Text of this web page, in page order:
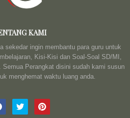
KAMI
sekedar ingin membantu para guru untuk
Kisi-Kisi dan Soal-Soal SD/MI,
Perangkat disini sudah kami susun
menghemat waktu luang anda.